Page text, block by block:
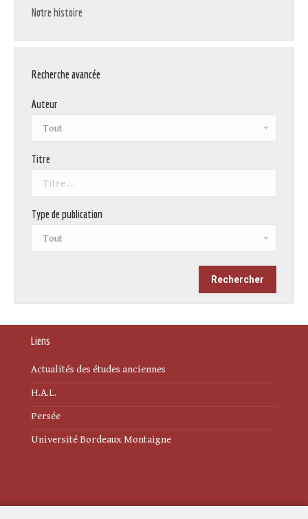
Notre histoire
Recherche avancée
Auteur
Titre
Type de publication
Liens
Actualités des études anciennes
H.A.L.
Persée
Université Bordeaux Montaigne